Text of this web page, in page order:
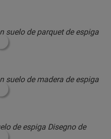
#ShoppableInfoHotspot#
#ShoppableInfoHotspot#